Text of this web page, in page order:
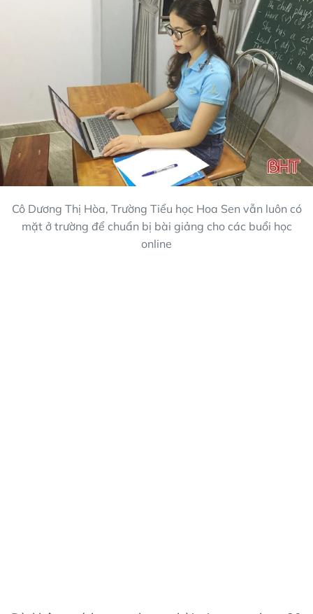
Cô Dương Thị Hòa, Trường Tiểu học Hoa Sen vẫn luôn có
mặt ở trường để chuẩn bị bài giảng cho các buổi học
online